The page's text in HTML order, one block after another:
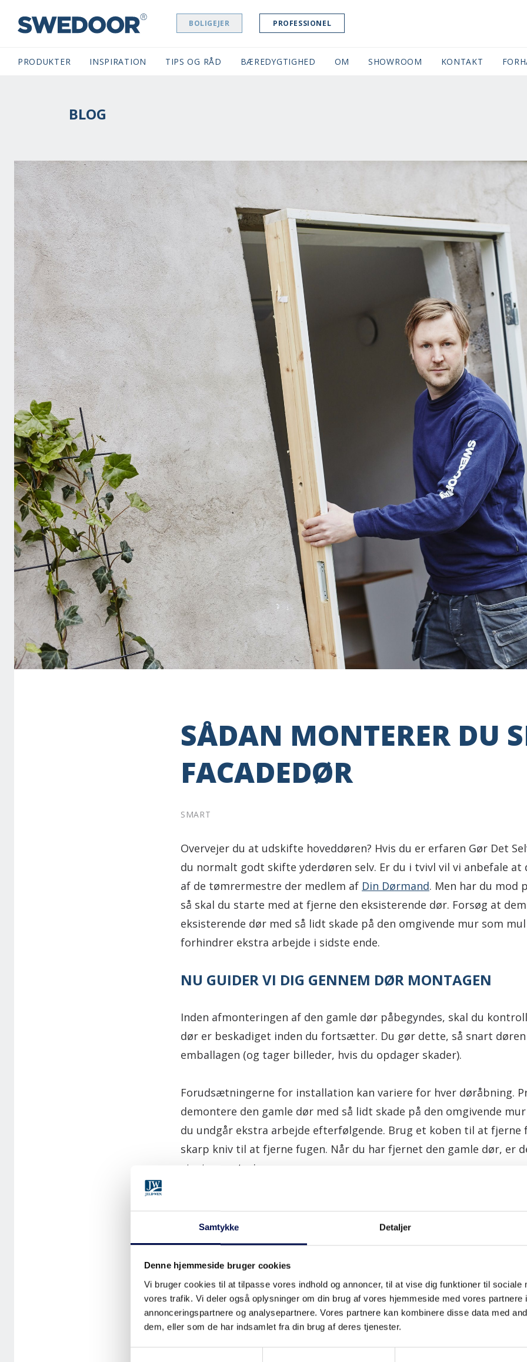
Samtykke Detaljer
Denne hjemmeside bruger cookies
Vi bruger cookies til at tilpasse vores indhold og annoncer, til at vise dig funktioner til sociale
vores trafik. Vi deler også oplysninger om din brug af vores hjemmeside med vores partnere
annonceringspartnere og analysepartnere. Vores partnere kan kombinere disse data med
dem, eller som de har indsamlet fra din brug af deres tjenester.
SWEDOOR NAVIGATION BOLIGEJER PROFESSIONEL
PRODUKTER INSPIRATION TIPS OG RÅD BÆREDYGTIGHED OM SHOWROOM (CURRENT)
KONTAKT
BLOG
SÅDAN MONTERER DU
FACADEDØR
SMART
Overvejer du at udskifte hoveddøren? Hvis du er erfaren Gør Det
du normalt godt skifte yderdøren selv. Er du i tvivl vil vi anbefale at
af de tømrermestre der medlem af Din Dørmand. Men har du mod
så skal du starte med at fjerne den eksisterende dør. Forsøg at
eksisterende dør med så lidt skade på den omgivende mur som
forhindrer ekstra arbejde i sidste ende.
NU GUIDER VI DIG GENNEM DØR MONTAGEN
Inden afmonteringen af den gamle dør påbegyndes, skal du
dør er beskadiget inden du fortsætter. Du gør dette, så snart
emballagen (og tager billeder, hvis du opdager skader).
Forudsætningerne for installation kan variere for hver døråbning.
demontere den gamle dør med så lidt skade på den omgivende
du undgår ekstra arbejde efterfølgende. Brug et koben til at fjerne
skarp kniv til at fjerne fugen. Når du har fjernet den gamle dør, er
starte monteringen.